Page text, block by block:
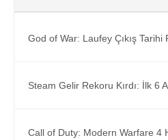
God of War: Laufey Çıkış Tarihi
Steam Gelir Rekoru Kırdı: İlk 6
Call of Duty: Modern Warfare 4